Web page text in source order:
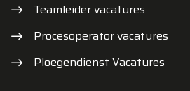
Teamleider vacatures
Procesoperator vacatures
Ploegendienst Vacatures